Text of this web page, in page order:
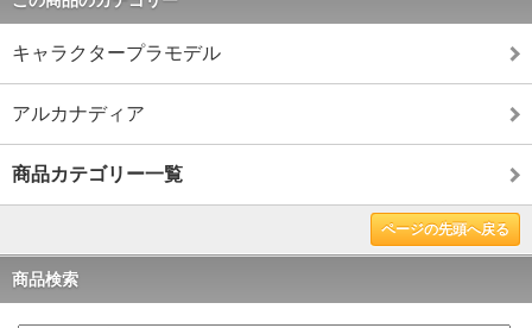
キャラクタープラモデル
アルカナディア
商品カテゴリー一覧
ページの先頭へ戻る
商品検索